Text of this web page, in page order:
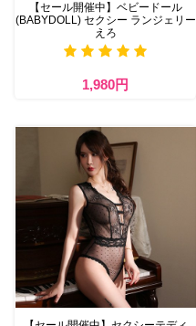
【セール開催中】ベビードール
(BABYDOLL) セクシー ランジェリー
えろ
1,980円